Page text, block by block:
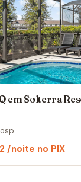
em Solterra
/noite no PIX